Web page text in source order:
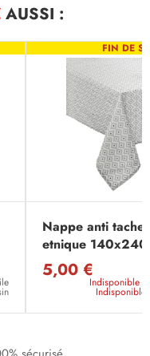
AUSSI :
FIN DE
Nappe anti tache
etnique
5,00 €
Indisponible
Indisponible